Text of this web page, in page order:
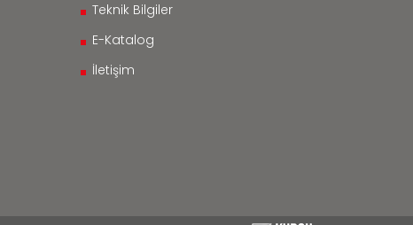
Teknik Bilgiler
E-Katalog
İletişim